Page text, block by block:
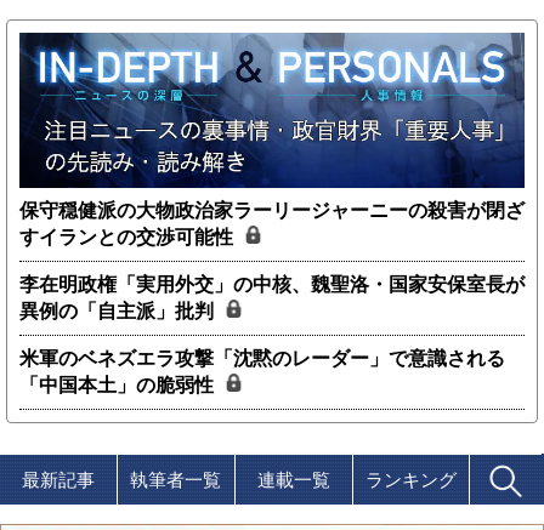
保守穏健派の大物政治家ラーリージャーニーの殺害が閉ざ
すイランとの交渉可能性
李在明政権「実用外交」の中核、魏聖洛・国家安保室長が
異例の「自主派」批判
米軍のベネズエラ攻撃「沈黙のレーダー」で意識される
「中国本土」の脆弱性
最新記事 執筆者一覧 連載一覧 ランキング